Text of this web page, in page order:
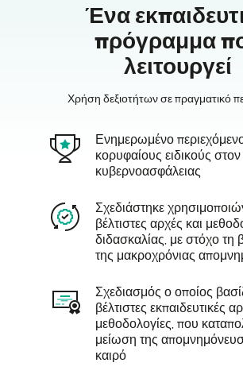
Ένα
πρόγραμμα
λειτουργεί
Χρήση δεξιοτήτων σε πραγματικό
Ενημερωμένο
κορυφαίους ειδικούς
κυβερνοασφάλειας
Σχεδιάστηκε
βέλτιστες αρχές και
διδασκαλίας, με στόχο τη
της μακροχρόνιας
Σχεδιασμός ο οποίος
βέλτιστες εκπαιδευτικές
μεθοδολογίες, που
μείωση της
καιρό